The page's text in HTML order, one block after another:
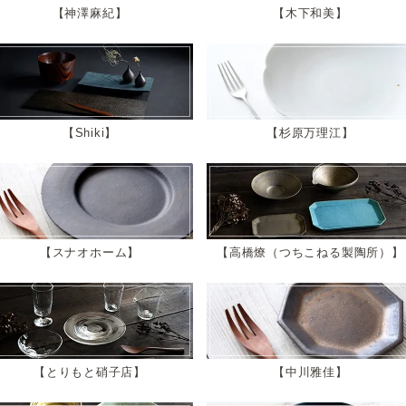
神澤麻紀 木下和美
Shiki 杉原万理江
スナオホーム 高橋燎（つちこねる製陶所）
とりもと硝子店 中川雅佳